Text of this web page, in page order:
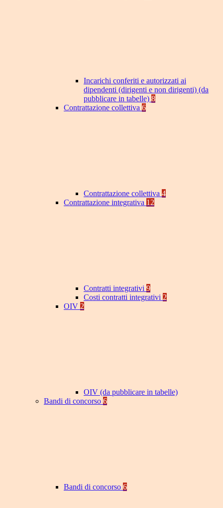
Incarichi conferiti e autorizzati ai
dipendenti (dirigenti e non dirigenti) (da
pubblicare in tabelle) 8
Contrattazione collettiva 6
Contrattazione collettiva 4
Contrattazione integrativa 12
Contratti integrativi 9
Costi contratti integrativi 2
OIV 2
OIV (da pubblicare in tabelle)
Bandi di concorso 6
Bandi di concorso 6